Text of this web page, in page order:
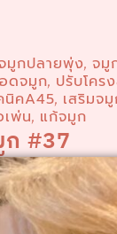
มูกปลายพุ่ง,จมู
ดจมูก, ปรับโคร
นิคA45, เสริมจ
เพ่น, แก้จมูก
#37